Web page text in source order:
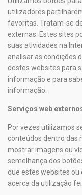
utilizadores
favoritas. Tratam-se
externas. Estes sites
suas atividades na
analisar as condições
destes websites para
informação e para
informação.
Serviços web
Por vezes utilizamos
conteúdos dentro das
mostrar imagens ou
semelhança dos
que estes websites
acerca da utilização